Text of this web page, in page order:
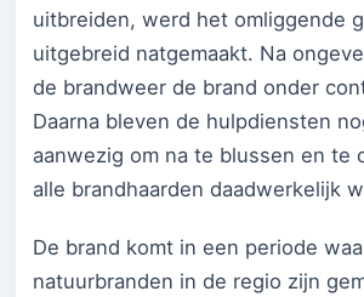
uitbreiden, werd het omliggende
uitgebreid natgemaakt. Na
de brandweer de brand onder
Daarna bleven de hulpdiensten
aanwezig om na te blussen en te
alle brandhaarden daadwerkelijk
De brand komt in een periode
natuurbranden in de regio zijn